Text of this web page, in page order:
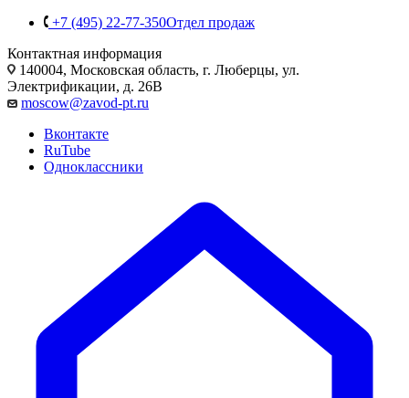
+7 (495) 22-77-350Отдел продаж
Контактная информация
140004, Московская область, г. Люберцы, ул.
Электрификации, д. 26В
moscow@zavod-pt.ru
Вконтакте
RuTube
Одноклассники